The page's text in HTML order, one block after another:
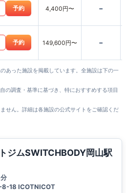
予約 4,400円〜 -
予約 149,600円〜 -
あった施設を掲載しています。全施設は下の一
の調査・基準に基づき、特におすすめする項目
せん。詳細は各施設の公式サイトをご確認くだ
ジムSWITCHBODY岡山駅
8-18 ICOTNICOT